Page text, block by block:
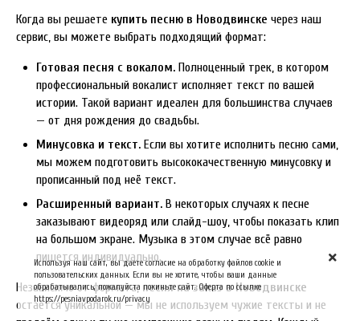
Когда вы решаете купить песню в Новодвинске через наш
сервис, вы можете выбрать подходящий формат:
Готовая песня с вокалом. Полноценный трек, в котором
профессиональный вокалист исполняет текст по вашей
истории. Такой вариант идеален для большинства случаев
— от дня рождения до свадьбы.
Минусовка и текст. Если вы хотите исполнить песню сами,
мы можем подготовить высококачественную минусовку и
прописанный под неё текст.
Расширенный вариант. В некоторых случаях к песне
заказывают видеоряд или слайд-шоу, чтобы показать клип
на большом экране. Музыка в этом случае всё равно
пишется индивидуально.
Независимо от формата, песня на заказ в Новодвинске
остаётся уникальной — мы не используем чужие тексты и не
Используя наш сайт, вы даете согласие на обработку файлов cookie и
пользовательских данных. Если вы не хотите, чтобы ваши данные
обрабатывались, пожалуйста покиньте сайт. Оферта по ссылке
https://pesniavpodarok.ru/privacy